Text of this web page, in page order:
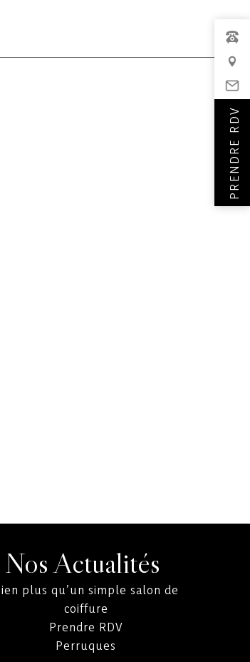
PRENDRE RDV
Nos Actualités
plus qu’un simple salon de
coiffure
Prendre RDV
Perruques